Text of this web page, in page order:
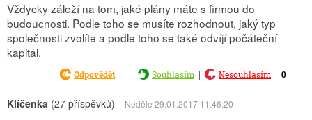
Vždycky záleží na tom, jaké plány máte s firmou do
budoucnosti. Podle toho se musíte rozhodnout, jaký typ
společnosti zvolíte a podle toho se také odvíjí počáteční
kapitál.
Odpovědět Souhlasím | Nesouhlasím | 0
Klíčenka (27 příspěvků) Neděle 29.01.2017 11:46:20